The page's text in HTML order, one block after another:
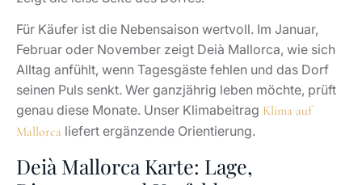
und Valldemossa deutlich näher. Die Route zählt zu
den schönsten Fahrten der Insel, verlangt jedoch
Aufmerksamkeit.
Diese Lage schafft einen speziellen Alltag:
Kultur und Restaurants liegen direkt vor der
Haustür.
Palma bleibt erreichbar, ohne städtische Nähe zu
dominieren.